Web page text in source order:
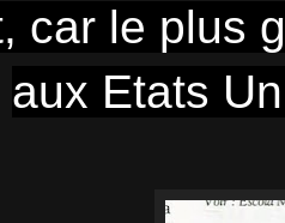
car le plus
aux Etats